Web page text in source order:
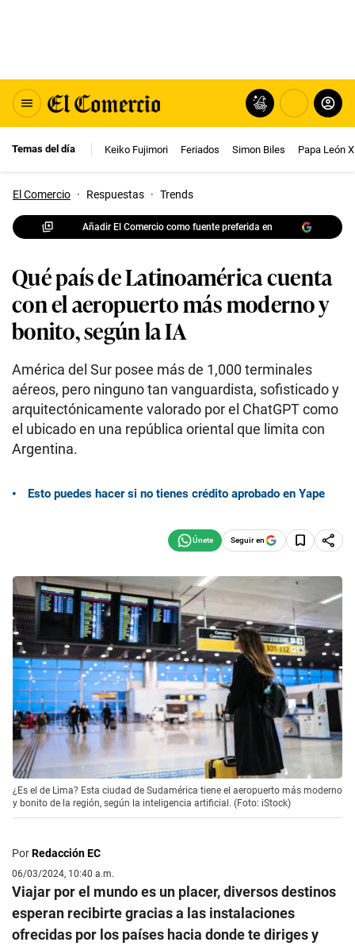
Temas del día Keiko Fujimori Feriados Simon Biles Papa León
El Comercio · Respuestas · Trends
Añadir El Comercio como fuente preferida en
Qué país de Latinoamérica cuenta
con el aeropuerto más moderno y
bonito, según la IA
América del Sur posee más de 1,000 terminales
aéreos, pero ninguno tan vanguardista, sofisticado y
arquitectónicamente valorado por el ChatGPT como
el ubicado en una república oriental que limita con
Argentina.
Esto puedes hacer si no tienes crédito aprobado en Yape
Seguir en
¿Es el de Lima? Esta ciudad de Sudamérica tiene el aeropuerto más moderno
y bonito de la región, según la inteligencia artificial. (Foto: iStock)
PorRedacción EC
06/03/2024, 10:40 a.m.
Viajar por el mundo es un placer, diversos destinos
esperan recibirte gracias a las instalaciones
ofrecidas por los países hacia donde te diriges y